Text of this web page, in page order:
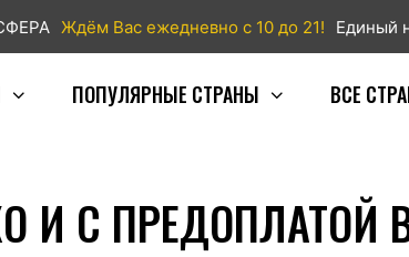
Ждём Вас ежедневно с 10 до 21! Единый
ПОПУЛЯРНЫЕ СТРАНЫ ВСЕ
И С ПРЕДОПЛАТОЙ